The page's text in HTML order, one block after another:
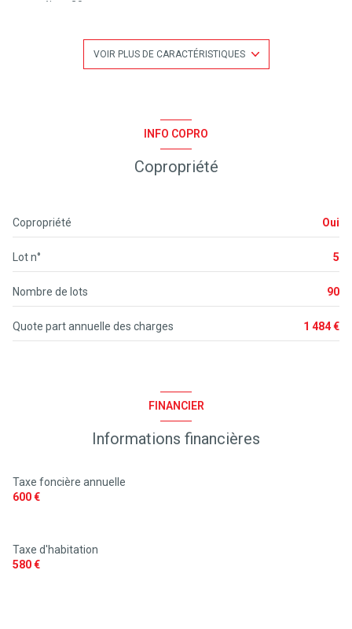
séjour 20 m²
kitchenette (semi-équipée)
exposition Sud-Ouest
1 côté(s) mitoyen(s)
VOIR PLUS DE CARACTÉRISTIQUES
INFO COPRO
Copropriété
Copropriété Oui
Lot n° 5
Nombre de lots 90
Quote part annuelle des charges 1 484 €
FINANCIER
Informations financières
Taxe foncière annuelle
600 €
Taxe d'habitation
580 €